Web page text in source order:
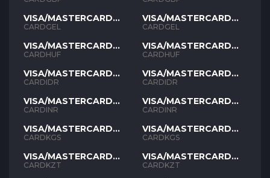
VISA/MASTERCARD
GEL
CARDGEL
VISA/MASTERCARD
HUF
CARDHUF
VISA/MASTERCARD
IDR
CARDIDR
VISA/MASTERCARD
INR
CARDINR
VISA/MASTERCARD
KGS
CARDKGS
VISA/MASTERCARD
KZT
CARDKZT
VISA/MASTERCARD
GEL
CARDGEL
VISA/MASTERCARD
HUF
CARDHUF
VISA/MASTERCARD
IDR
CARDIDR
VISA/MASTERCARD
INR
CARDINR
VISA/MASTERCARD
KGS
CARDKGS
VISA/MASTERCARD
KZT
CARDKZT